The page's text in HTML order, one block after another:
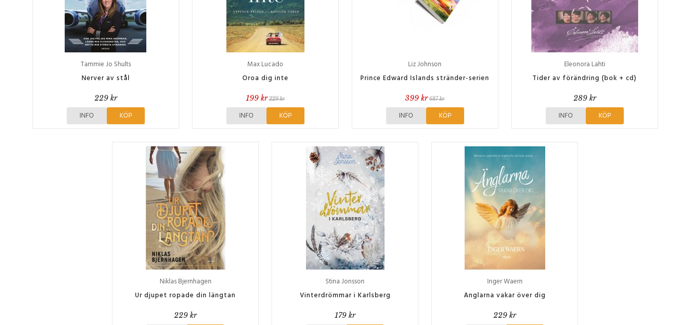
Tammie Jo Shults
Nerver av stål
229 kr
INFO KÖP
Max Lucado
Oroa dig inte
199 kr 229 kr
INFO KÖP
Liz Johnson
Prince Edward Islands stränder-serien
399 kr 687 kr
INFO KÖP
Eleonora Lahti
Tider av förändring (bok + cd)
289 kr
INFO KÖP
Niklas Bjernhagen
Ur djupet ropade din längtan
229 kr
Stina Jonsson
Vinterdrömmar i Karlsberg
179 kr
Inger Waern
Änglarna vakar över dig
229 kr